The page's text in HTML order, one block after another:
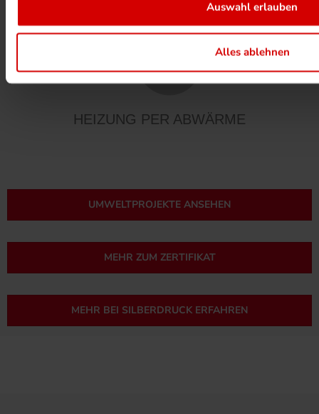
Auswahl erlauben
Alles ablehnen
HEIZUNG PER ABWÄRME
UMWELTPROJEKTE ANSEHEN
MEHR ZUM ZERTIFIKAT
MEHR BEI SILBERDRUCK ERFAHREN